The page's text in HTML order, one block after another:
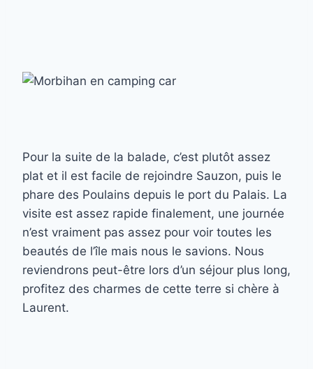
Pour la suite de la balade, c’est plutôt assez
plat et il est facile de rejoindre Sauzon, puis le
phare des Poulains depuis le port du Palais. La
visite est assez rapide finalement, une journée
n’est vraiment pas assez pour voir toutes les
beautés de l’île mais nous le savions. Nous
reviendrons peut-être lors d’un séjour plus long,
profitez des charmes de cette terre si chère à
Laurent.